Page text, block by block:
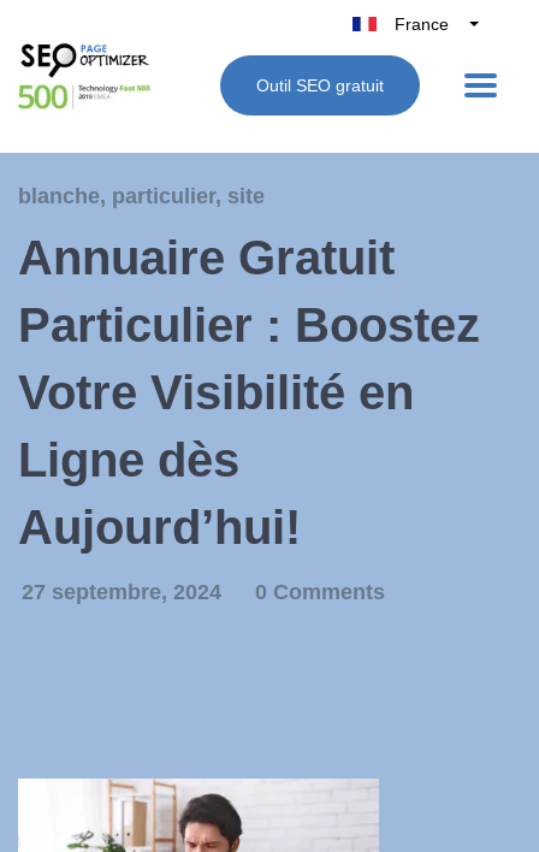
France
Belgique
België
Outil SEO gratuit
blanche, particulier, site
Annuaire Gratuit
Particulier : Boostez
Votre Visibilité en
Ligne dès
Aujourd’hui!
27 septembre, 2024 0 Comments